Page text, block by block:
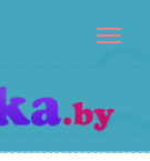
Toggle